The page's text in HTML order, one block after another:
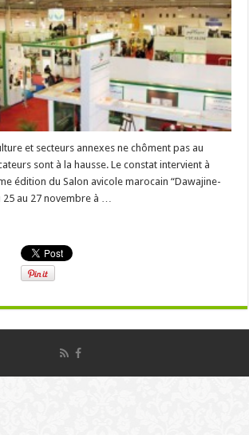
et secteurs annexes ne chôment pas au
sont à la hausse. Le constat intervient à
édition du Salon avicole marocain “Dawajine-
25 au 27 novembre à …